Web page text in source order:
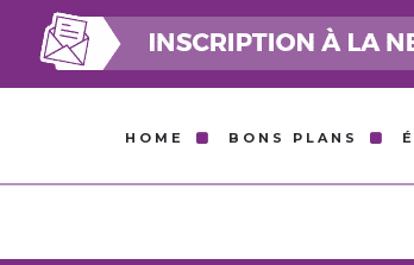
HOME BONS PLANS